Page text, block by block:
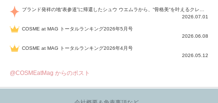
2026.07.01
COSME at MAG トータルランキング2026年5月号
2026.06.08
COSME at MAG トータルランキング2026年4月号
2026.05.12
@COSMEatMag からのポスト